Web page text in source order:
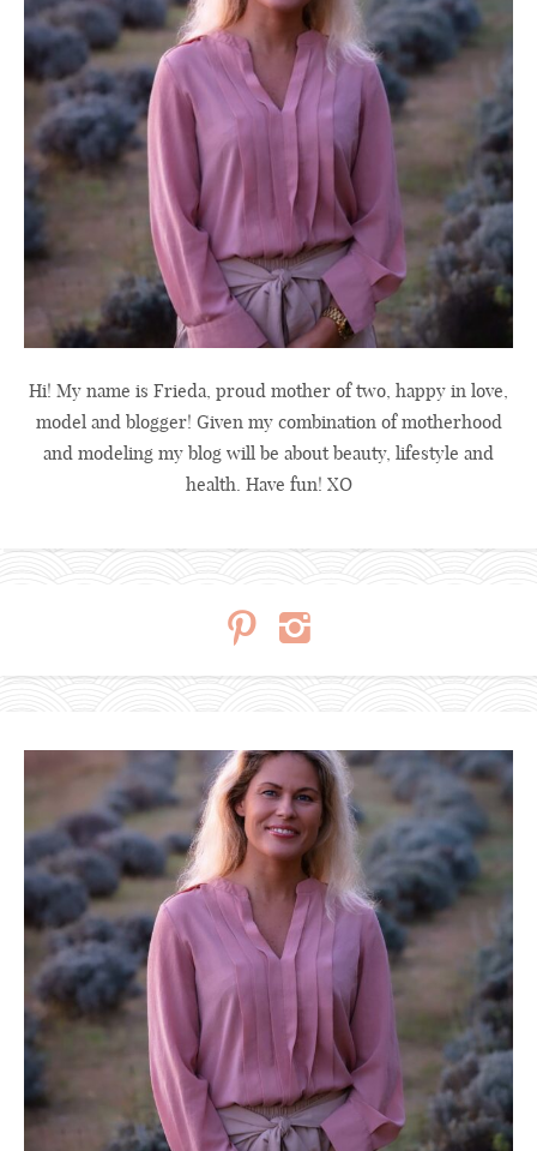
Hi! My name is Frieda, proud mother of two, happy in love,
model and blogger! Given my combination of motherhood
and modeling my blog will be about beauty, lifestyle and
health. Have fun! XO